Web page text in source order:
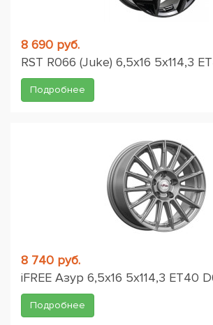
8 690 руб.
RST R066 (Juke) 6,5x16 5x114,3
Подробнее
8 740 руб.
iFREE Азур 6,5x16 5x114,3 ET40
Подробнее